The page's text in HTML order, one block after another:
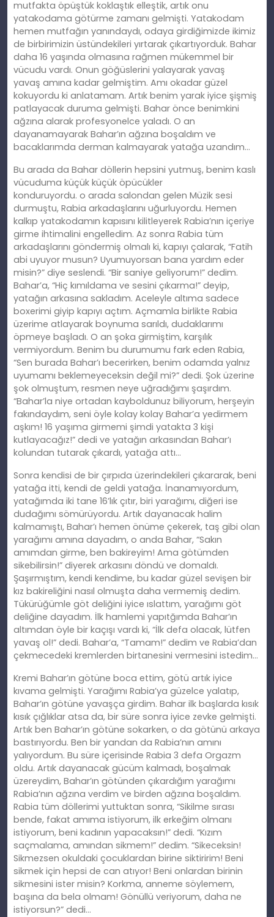
mutfakta öpüştük koklaştık elleştik, artık onu
yatakodama götürme zamanı gelmişti. Yatakodam
hemen mutfağın yanındaydı, odaya girdiğimizde ikimiz
de birbirimizin üstündekileri yırtarak çıkartıyorduk. Bahar
daha 16 yaşında olmasına rağmen mükemmel bir
vücudu vardı. Onun göğüslerini yalayarak yavaş
yavaş amına kadar gelmiştim. Amı okadar güzel
kokuyordu ki anlatamam. Artık benim yarak iyice şişmiş
patlayacak duruma gelmişti. Bahar önce benimkini
ağzına alarak profesyonelce yaladı. O an
dayanamayarak Bahar’ın ağzına boşaldım ve
bacaklarımda derman kalmayarak yatağa uzandım…
Bu arada da Bahar döllerin hepsini yutmuş, benim kaslı
vücuduma küçük küçük öpücükler
konduruyordu. o arada salondan gelen Müzik sesi
durmuştu, Rabia arkadaşlarını uğurluyordu. Hemen
kalkıp yatakodamın kapısını kilitleyerek Rabia’nın içeriye
girme ihtimalini engelledim. Az sonra Rabia tüm
arkadaşlarını göndermiş olmalı ki, kapıyı çalarak, “Fatih
abi uyuyor musun? Uyumuyorsan bana yardım eder
misin?” diye seslendi. “Bir saniye geliyorum!” dedim.
Bahar’a, “Hiç kımıldama ve sesini çıkarma!” deyip,
yatağın arkasına sakladım. Aceleyle altıma sadece
boxerimi giyip kapıyı açtım. Açmamla birlikte Rabia
üzerime atlayarak boynuma sarıldı, dudaklarımı
öpmeye başladı. O an şoka girmiştim, karşılık
vermiyordum. Benim bu durumumu fark eden Rabia,
“Sen burada Bahar’ı becerirken, benim odamda yalnız
uyumamı beklemeyeceksin değil mi?” dedi. Şok üzerine
şok olmuştum, resmen neye uğradığımı şaşırdım.
“Bahar’la niye ortadan kayboldunuz biliyorum, herşeyin
fakındaydım, seni öyle kolay kolay Bahar’a yedirmem
aşkım! 16 yaşıma girmemi şimdi yatakta 3 kişi
kutlayacağız!” dedi ve yatağın arkasından Bahar’ı
kolundan tutarak çıkardı, yatağa attı…
Sonra kendisi de bir çırpıda üzerindekileri çıkararak, beni
yatağa itti, kendi de geldi yatağa. İnanamıyordum,
yatağımda iki tane 16’lık çıtır, biri yarağımı, diğeri ise
dudağımı sömürüyordu. Artık dayanacak halim
kalmamıştı, Bahar’ı hemen önüme çekerek, taş gibi olan
yarağımı amına dayadım, o anda Bahar, “Sakın
amımdan girme, ben bakireyim! Ama götümden
sikebilirsin!” diyerek arkasını döndü ve domaldı.
Şaşırmıştım, kendi kendime, bu kadar güzel sevişen bir
kız bakireliğini nasıl olmuşta daha vermemiş dedim.
Tükürüğümle göt deliğini iyice ıslattım, yarağımı göt
deliğine dayadım. İlk hamlemi yapıtğımda Bahar’ın
altımdan öyle bir kaçışı vardı ki, “İlk defa olacak, lütfen
yavaş ol!” dedi. Bahar’a, “Tamam!” dedim ve Rabia’dan
çekmecedeki kremlerden birtanesini vermesini istedim…
Kremi Bahar’ın götüne boca ettim, götü artık iyice
kıvama gelmişti. Yarağımı Rabia’ya güzelce yalatıp,
Bahar’ın götüne yavaşça girdim. Bahar ilk başlarda kısık
kısık çığlıklar atsa da, bir süre sonra iyice zevke gelmişti.
Artık ben Bahar’ın götüne sokarken, o da götünü arkaya
bastırıyordu. Ben bir yandan da Rabia’nın amını
yalıyordum. Bu süre içerisinde Rabia 3 defa Orgazm
oldu. Artık dayanacak gücüm kalmadı, boşalmak
üzereydim, Bahar’ın götünden çıkardığım yarağımı
Rabia’nın ağzına verdim ve birden ağzına boşaldım.
Rabia tüm döllerimi yuttuktan sonra, “Sikilme sırası
bende, fakat amıma istiyorum, ilk erkeğim olmanı
istiyorum, beni kadının yapacaksın!” dedi. “Kızım
saçmalama, amından sikmem!” dedim. “Sikeceksin!
Sikmezsen okuldaki çocuklardan birine siktiririm! Beni
sikmek için hepsi de can atıyor! Beni onlardan birinin
sikmesini ister misin? Korkma, anneme söylemem,
başına da bela olmam! Gönüllü veriyorum, daha ne
istiyorsun?” dedi…